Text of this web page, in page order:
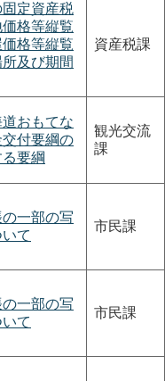
定資産税
格等縦覧
格等縦覧
及び期間
資産税課
おもてな
付要綱の
要綱
観光交流
課
一部の写
て
市民課
一部の写
て
市民課